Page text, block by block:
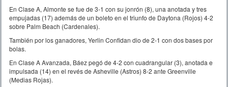
En Clase A, Almonte se fue de 3-1 con su jonrón (8), una anotada y tres
empujadas (17) además de un boleto en el triunfo de Daytona (Rojos) 4-2
sobre Palm Beach (Cardenales).
También por los ganadores, Yerlin Confidan dio de 2-1 con dos bases por
bolas.
En Clase A Avanzada, Báez pegó de 4-2 con cuadrangular (3), anotada e
impulsada (14) en el revés de Asheville (Astros) 8-2 ante Greenville
(Medias Rojas).